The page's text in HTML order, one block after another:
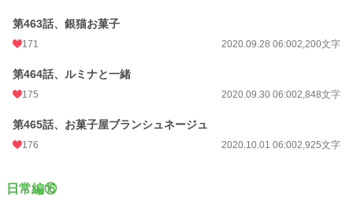
第463話、銀猫お菓子
171 2020.09.28 06:002,200文字
第464話、ルミナと一緒
175 2020.09.30 06:002,848文字
第465話、お菓子屋ブランシュネージュ
176 2020.10.01 06:002,925文字
日常編⑯